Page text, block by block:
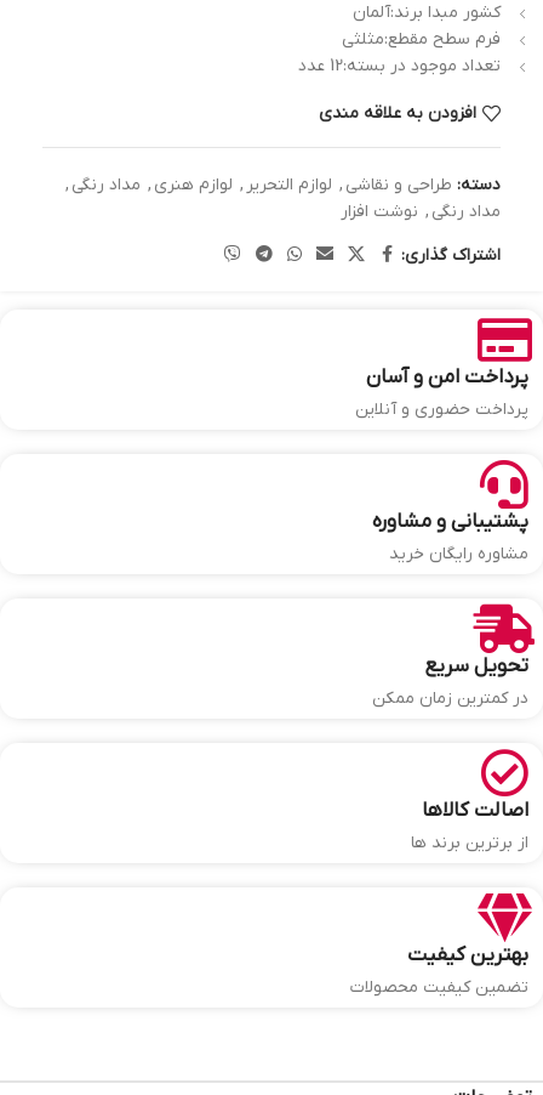
کشور مبدا برند:آلمان
فرم سطح مقطع:مثلثی
تعداد موجود در بسته:12 عدد
افزودن به علاقه مندی
دسته: طراحی و نقاشی , لوازم التحریر , لوازم هنری , مداد رنگی ,
مداد رنگی , نوشت افزار
اشتراک گذاری:
پرداخت امن و آسان
پرداخت حضوری و آنلاین
پشتیبانی و مشاوره
مشاوره رایگان خرید
تحویل سریع
در کمترین زمان ممکن
اصالت کالاها
از برترین برند ها
بهترین کیفیت
تضمین کیفیت محصولات